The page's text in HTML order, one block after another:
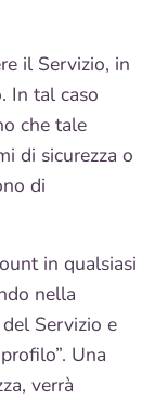
il Servizio, in
In tal caso
che tale
di sicurezza o
di
in qualsiasi
nella
Servizio e
Una
verrà